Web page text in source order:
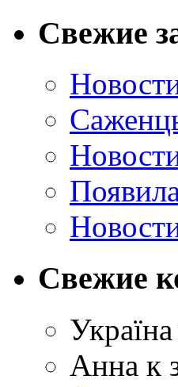
Свежие
Свежие
Анна к